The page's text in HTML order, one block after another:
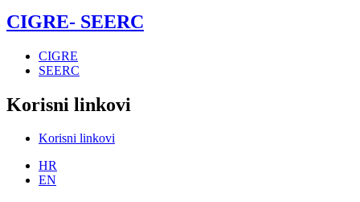
CIGRE- SEERC
CIGRE
SEERC
Korisni linkovi
Korisni linkovi
HR
EN